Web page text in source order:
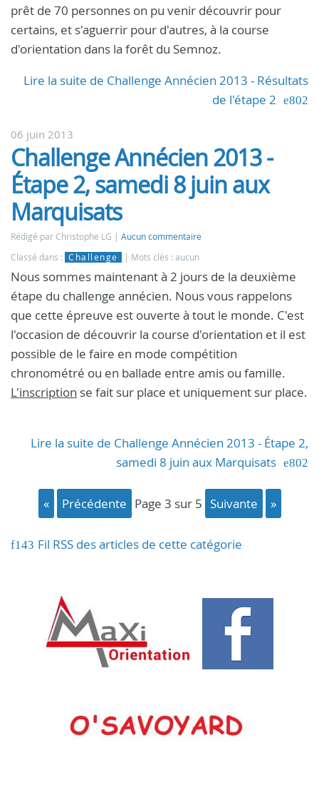
prêt de 70 personnes on pu venir découvrir pour
certains, et s'aguerrir pour d'autres, à la course
d'orientation dans la forêt du Semnoz.
Lire la suite de Challenge Annécien 2013 - Résultats
de l'étape 2
06 juin 2013
Challenge Annécien 2013 -
Étape 2, samedi 8 juin aux
Marquisats
Rédigé par Christophe LG
Aucun commentaire
Classé dans : Challenge Mots clés : aucun
Nous sommes maintenant à 2 jours de la deuxième
étape du challenge annécien. Nous vous rappelons
que cette épreuve est ouverte à tout le monde. C'est
l'occasion de découvrir la course d'orientation et il est
possible de le faire en mode compétition
chronométré ou en ballade entre amis ou famille.
L'inscription se fait sur place et uniquement sur place.
Lire la suite de Challenge Annécien 2013 - Étape 2,
samedi 8 juin aux Marquisats
« précédente page 3 sur 5 suivante »
Fil RSS des articles de cette catégorie